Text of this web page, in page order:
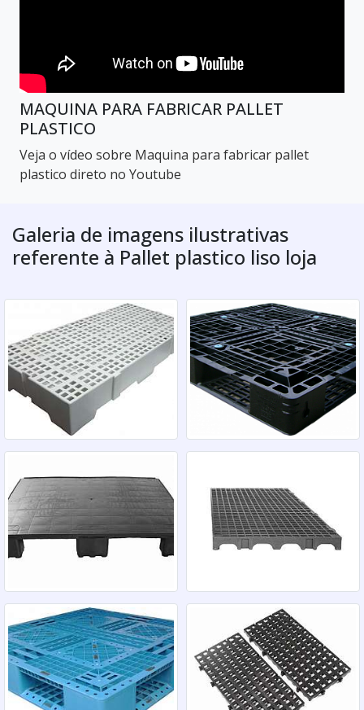
MAQUINA PARA FABRICAR PALLET
PLASTICO
Veja o vídeo sobre Maquina para fabricar pallet
plastico direto no Youtube
Galeria de imagens ilustrativas
referente à Pallet plastico liso loja